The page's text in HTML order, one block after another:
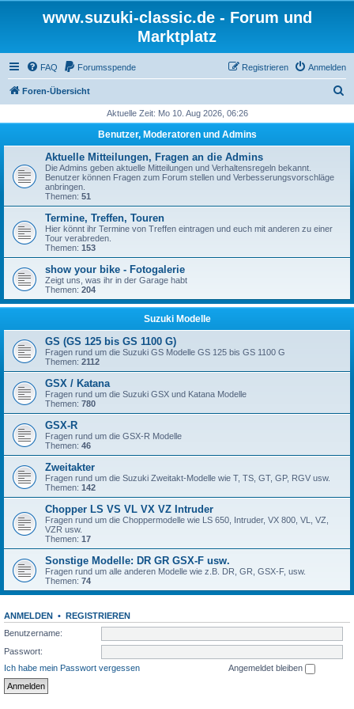
www.suzuki-classic.de - Forum und
Marktplatz
FAQ Forumsspende Anmelden
Registrieren
Foren-Übersicht
h
Aktuelle Zeit: Mo 10. Aug 2026, 06:26
Benutzer, Moderatoren und Admins
Aktuelle Mitteilungen, Fragen an die Admins
Die Admins geben aktuelle Mitteilungen und Verhaltensregeln bekannt.
Benutzer können Fragen zum Forum stellen und Verbesserungsvorschläge
anbringen.
Themen: 51
Termine, Treffen, Touren
Hier könnt ihr Termine von Treffen eintragen und euch mit anderen zu einer
Tour verabreden.
Themen: 153
show your bike - Fotogalerie
Zeigt uns, was ihr in der Garage habt
Themen: 204
Suzuki Modelle
GS (GS 125 bis GS 1100 G)
Fragen rund um die Suzuki GS Modelle GS 125 bis GS 1100 G
Themen: 2112
GSX / Katana
Fragen rund um die Suzuki GSX und Katana Modelle
Themen: 780
GSX-R
Fragen rund um die GSX-R Modelle
Themen: 46
Zweitakter
Fragen rund um die Suzuki Zweitakt-Modelle wie T, TS, GT, GP, RGV usw.
Themen: 142
Chopper LS VS VL VX VZ Intruder
Fragen rund um die Choppermodelle wie LS 650, Intruder, VX 800, VL, VZ,
VZR usw.
Themen: 17
Sonstige Modelle: DR GR GSX-F usw.
Fragen rund um alle anderen Modelle wie z.B. DR, GR, GSX-F, usw.
Themen: 74
ANMELDEN • REGISTRIEREN
Benutzername:
Passwort:
Ich habe mein Passwort vergessen
Angemeldet bleiben